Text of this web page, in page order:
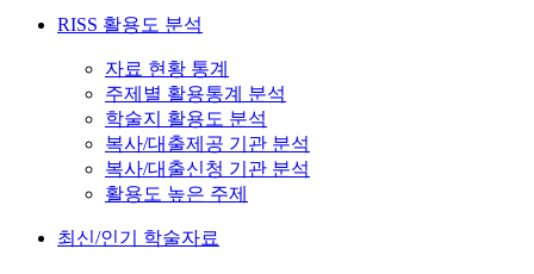
RISS 활용도 분석
자료 현황 통계
주제별 활용통계 분석
학술지 활용도 분석
복사/대출제공 기관 분석
복사/대출신청 기관 분석
활용도 높은 주제
최신/인기 학술자료